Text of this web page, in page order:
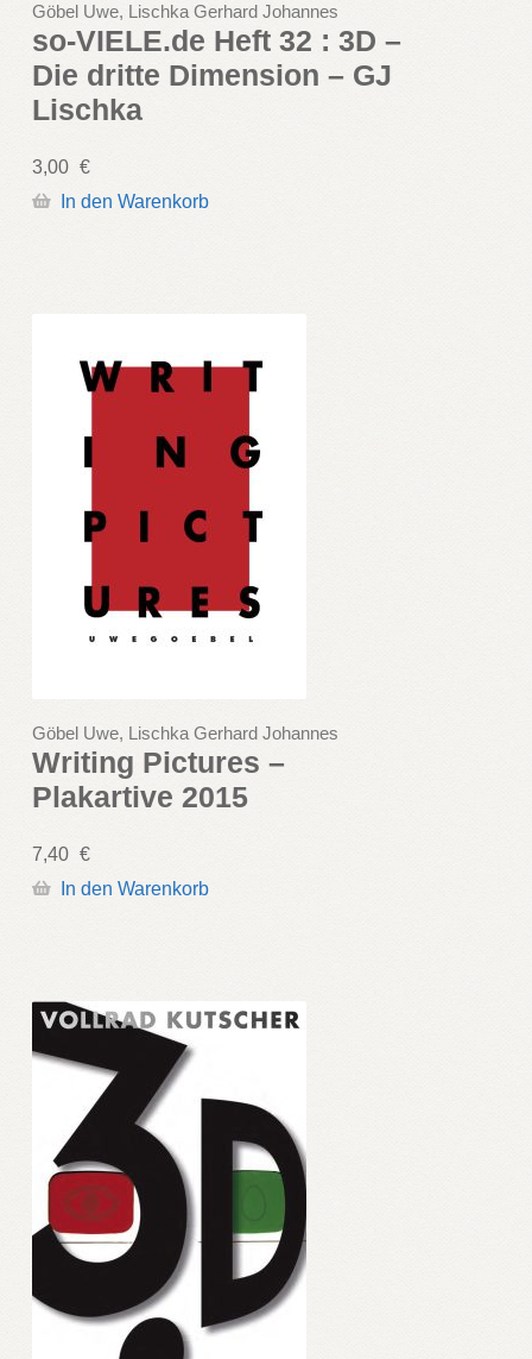
Göbel Uwe, Lischka Gerhard Johannes
so-VIELE.de Heft 32 : 3D –
Die dritte Dimension – GJ
Lischka
3,00 €
In den Warenkorb
Göbel Uwe, Lischka Gerhard Johannes
Writing Pictures –
Plakartive 2015
7,40 €
In den Warenkorb